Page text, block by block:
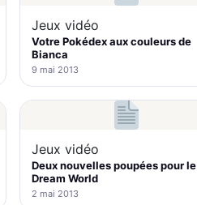
Jeux vidéo
Votre Pokédex aux couleurs de
Bianca
9 mai 2013
Jeux vidéo
Deux nouvelles poupées pour le
Dream World
2 mai 2013